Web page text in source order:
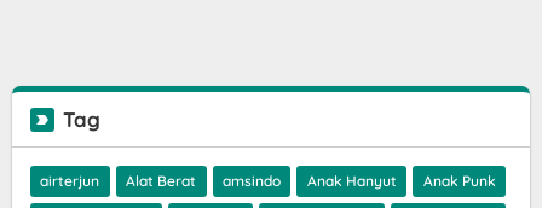
Tag
airterjun Alat Berat amsindo Anak Hanyut Anak Punk